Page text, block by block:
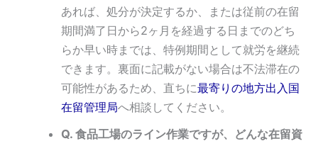
あれば、処分が決定するか、または従前の在留
期間満了日から2ヶ月を経過する日までのどち
らか早い時までは、特例期間として就労を継続
できます。裏面に記載がない場合は不法滞在の
可能性があるため、直ちに最寄りの地方出入国
在留管理局へ相談してください。
Q. 食品工場のライン作業ですが、どんな在留資